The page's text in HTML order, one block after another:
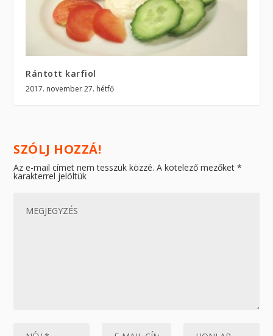
Rántott karfiol
2017. november 27. hétfő
SZÓLJ HOZZÁ!
Az e-mail címet nem tesszük közzé. A kötelező mezőket*
karakterrel jelöltük